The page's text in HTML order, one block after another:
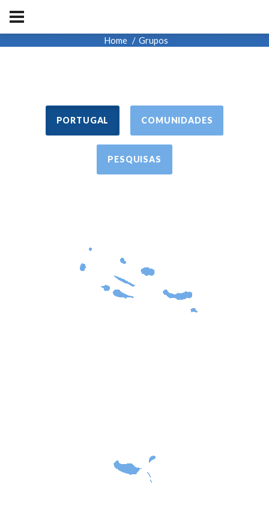
Home Grupos
PORTUGAL COMUNIDADES
PESQUISAS